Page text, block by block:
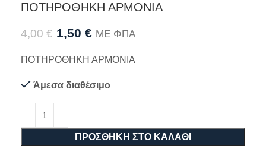
ΠΟΤΗΡΟΘΗΚΗ ΑΡΜΟΝΙΑ
4,00€ 1,50 € ΜΕ ΦΠΑ
ΠΟΤΗΡΟΘΗΚΗ ΑΡΜΟΝΙΑ
Άμεσα διαθέσιμο
ΠΡΟΣΘΉΚΗ ΣΤΟ ΚΑΛΆΘΙ